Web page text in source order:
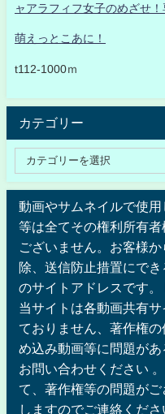
ャアラフィフ女子のめざせ
萌えっとこあに！
t112-1000ｍ
カテゴリー
動画やサムネイルで使
等は全てその権利所有
ございません。お客様
除、送信防止措置にで
のサイトアドレスです
当サイトは各動画共有
ておりません、著作権
め込み動画等に問題が
お問い合わせください
て、著作権等の問題が
しますのでご連絡くだ